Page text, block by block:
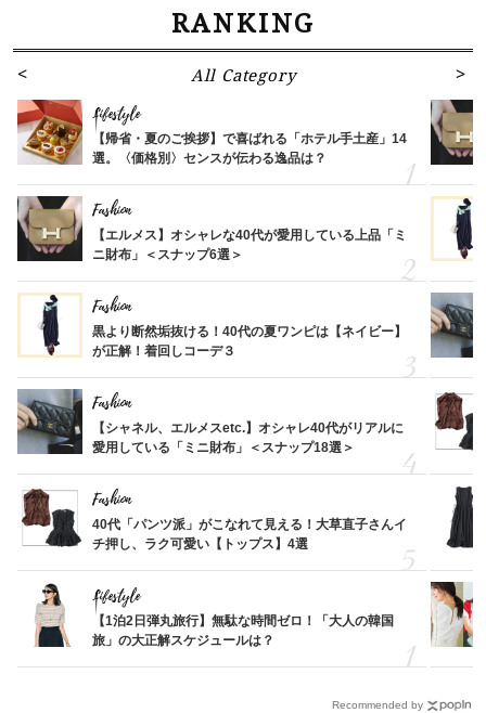
RANKING
All Category
Lifestyle
【帰省・夏のご挨拶】で喜ばれる「ホテル手土産」14
選。〈価格別〉センスが伝わる逸品は？
Fashion
【エルメス】オシャレな40代が愛用している上品「ミ
ニ財布」＜スナップ6選＞
Fashion
黒より断然垢抜ける！40代の夏ワンピは【ネイビー】
が正解！着回しコーデ３
Fashion
【シャネル、エルメスetc.】オシャレ40代がリアルに
愛用している「ミニ財布」＜スナップ18選＞
Fashion
40代「パンツ派」がこなれて見える！大草直子さんイ
チ押し、ラク可愛い【トップス】4選
Lifestyle
【1泊2日弾丸旅行】無駄な時間ゼロ！「大人の韓国
旅」の大正解スケジュールは？
Recommended by